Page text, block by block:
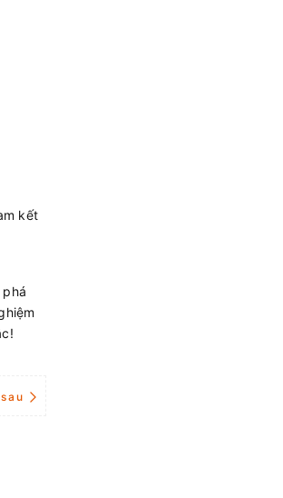
kết